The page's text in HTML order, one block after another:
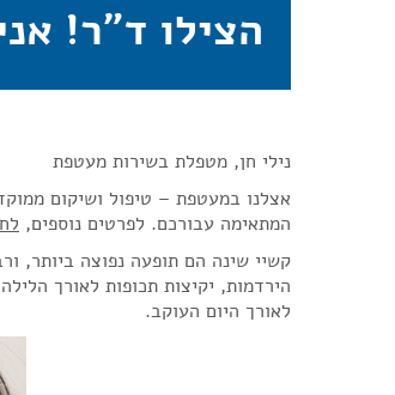
הצילו ד"ר!
נילי חן, מטפלת בשירות מעטפת
אצלנו במעטפת – טיפול ושיקום
המתאימה עבורכם. לפרטים נוספים,
קשיי שינה הם תופעה נפוצה ביותר,
הירדמות, יקיצות תכופות לאורך
לאורך היום העוקב.